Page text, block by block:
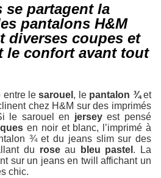
se partagent la
pantalons H&M
diverses coupes et
le confort avant tout
entre lesarouel , le pantalon ¾et
chez H&M sur des imprimés
le sarouel en jerseyest pensé
en noir et blanc, l’imprimé à
¾ et du jeans slim sur des
du roseau bleu pastel . La
sur un jeans en twill affichant un
chic.